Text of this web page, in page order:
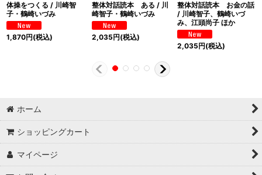
体操をつくる / 川崎智
子・鶴崎いづみ
1,870円(税込)
整体対話読本 ある / 川
崎智子・鶴崎いづみ
2,035円(税込)
整体対話読本 お金の話
/ 川崎智子、鶴崎いづ
み、江頭尚子 ほか
2,035円(税込)
ホーム
ショッピングカート
マイページ